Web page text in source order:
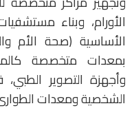
الأورام، وبناء
الأساسية (صحة الأم
بمعدات متخصصة
وأجهزة التصوير
الشخصية ومعدات